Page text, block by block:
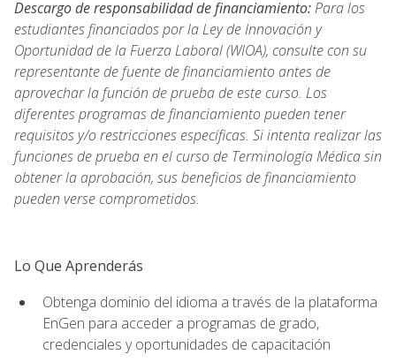
Descargo de responsabilidad de financiamiento:Para los
estudiantes financiados por la Ley de Innovación y
Oportunidad de la Fuerza Laboral (WIOA), consulte con su
representante de fuente de financiamiento antes de
aprovechar la función de prueba de este curso. Los
diferentes programas de financiamiento pueden tener
requisitos y/o restricciones específicas. Si intenta realizar las
funciones de prueba en el curso de Terminología Médica sin
obtener la aprobación, sus beneficios de financiamiento
pueden verse comprometidos.
Lo Que Aprenderás
Obtenga dominio del idioma a través de la plataforma
EnGen para acceder a programas de grado,
credenciales y oportunidades de capacitación